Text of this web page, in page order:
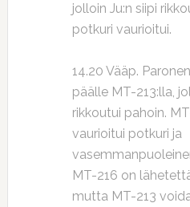
jolloin Ju:n siipi
potkuri vaurioitui.
14.20 Vääp.
päälle MT-213:lla,
rikkoutui pahoin.
vaurioitui potkuri ja
MT-216 on
mutta MT-213